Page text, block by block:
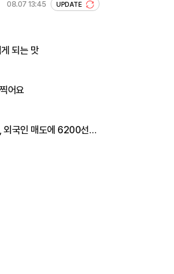
08.07 13:45 UPDATE
되는 맛
어요
외국인 매도에 6200선…